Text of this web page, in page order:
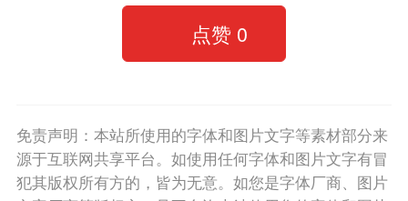
点赞 0
免责声明：本站所使用的字体和图片文字等素材部分来
源于互联网共享平台。如使用任何字体和图片文字有冒
犯其版权所有方的，皆为无意。如您是字体厂商、图片